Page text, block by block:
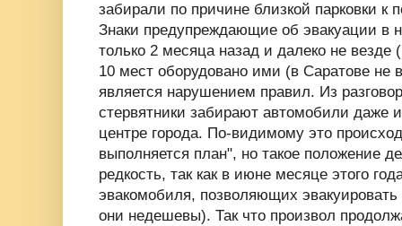
забирали по причине близкой парковки к
Знаки предупреждающие об эвакуации в
только 2 месяца назад и далеко не
10 мест оборудовано ими (в Саратове
является нарушением правил. Из
стервятники забирают автомобили даже
центре города. По-видимому это
выполняется план", но такое положение
редкость, так как в июне месяце этого
эвакомобиля, позволяющих
они недешевы). Так что произвол